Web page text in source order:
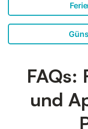
FAQs:
und